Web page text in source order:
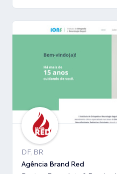
DF, BR
Agência Brand Red